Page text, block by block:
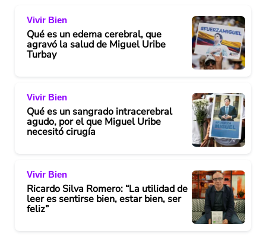
Vivir Bien
Qué es un edema cerebral, que
agravó la salud de Miguel Uribe
Turbay
Vivir Bien
Qué es un sangrado intracerebral
agudo, por el que Miguel Uribe
necesitó cirugía
Vivir Bien
Ricardo Silva Romero: “La utilidad de
leer es sentirse bien, estar bien, ser
feliz”